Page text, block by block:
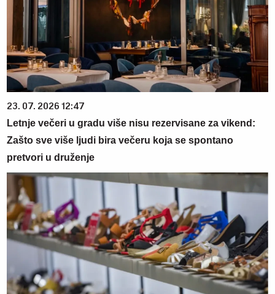
23. 07. 2026 12:47
Letnje večeri u gradu više nisu rezervisane za vikend:
Zašto sve više ljudi bira večeru koja se spontano
pretvori u druženje